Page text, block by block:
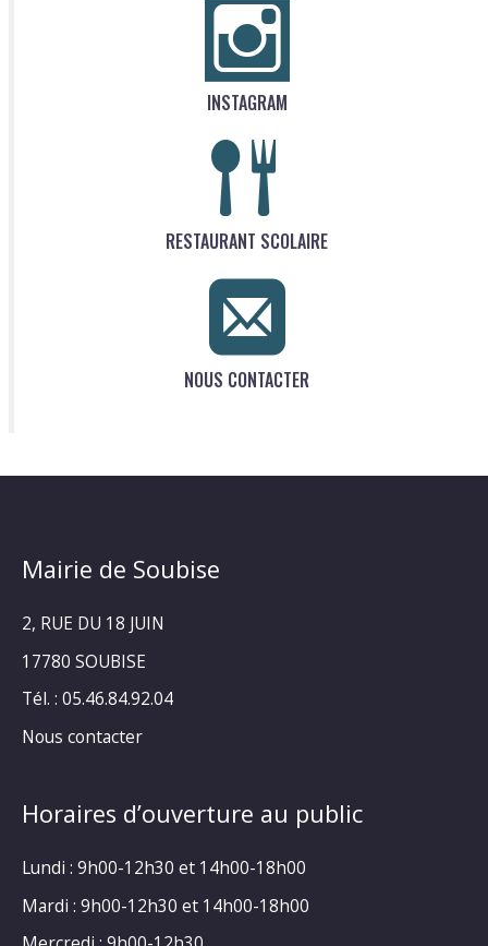
INSTAGRAM
RESTAURANT SCOLAIRE
NOUS CONTACTER
Mairie de Soubise
2, RUE DU 18 JUIN
17780 SOUBISE
Tél. : 05.46.84.92.04
Nous contacter
Horaires d’ouverture au public
Lundi : 9h00-12h30 et 14h00-18h00
Mardi : 9h00-12h30 et 14h00-18h00